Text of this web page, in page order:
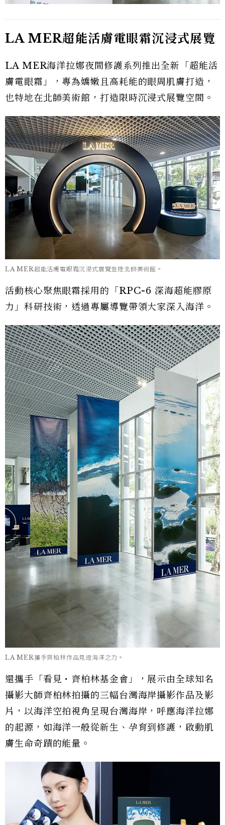
LA MER超能活膚電眼霜沉浸式展覽
LA MER海洋拉娜夜間修護系列推出全新「超能活
膚電眼霜」，專為嬌嫩且高耗能的眼周肌膚打造，
也特地在北師美術館，打造限時沉浸式展覽空間。
LA MER超能活膚電眼霜沉浸式展覽登陸北師美術館。
活動核心聚焦眼霜採用的「RPC-6 深海超能膠原
力」科研技術，透過專屬導覽帶領大家深入海洋。
LA MER攜手齊柏林作品見證海洋之力。
還攜手「看見・齊柏林基金會」，展示由全球知名
攝影大師齊柏林拍攝的三幅台灣海岸攝影作品及影
片，以海洋空拍視角呈現台灣海岸，呼應海洋拉娜
的起源，如海洋一般從新生、孕育到修護，啟動肌
膚生命奇蹟的能量。